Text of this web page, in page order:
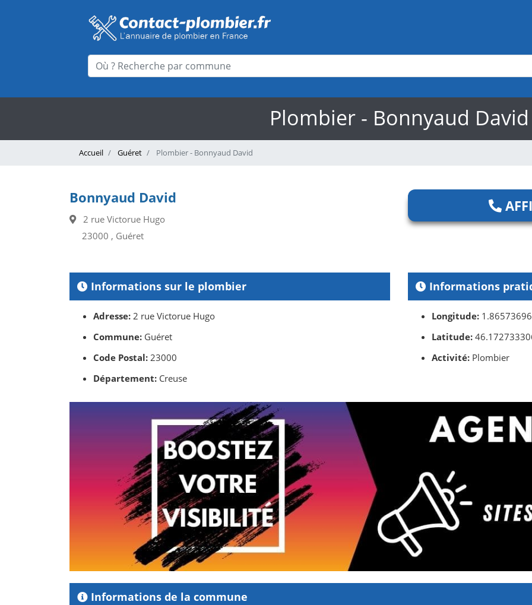
Plombier - Bonnyaud David
Accueil Guéret Plombier - Bonnyaud David
Bonnyaud David
2 rue Victorue Hugo
23000 , Guéret
Informations sur le plombier
Adresse: 2 rue Victorue Hugo
Commune: Guéret
Code Postal: 23000
Département: Creuse
Informations
Longitude:
Latitude:
Activité: Plombier
Informations de la commune